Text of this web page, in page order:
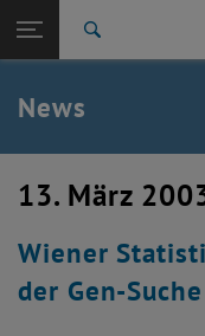
TU Login
Quicklinks
Quicklinks-Menü
Studium
Zurück: Subseiten von
Zurück zur letzten
Aktuelles
News
News
13. März
Wiener
der Gen-